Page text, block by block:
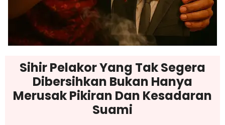
Sihir Pelakor Yang Tak Segera
Dibersihkan Bukan Hanya
Merusak Pikiran Dan Kesadaran
Suami